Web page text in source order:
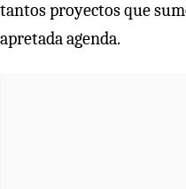
tantos proyectos que
apretada agenda.